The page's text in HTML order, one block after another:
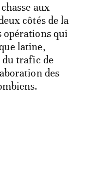
aux
côtés de la
opérations qui
latine,
trafic de
des